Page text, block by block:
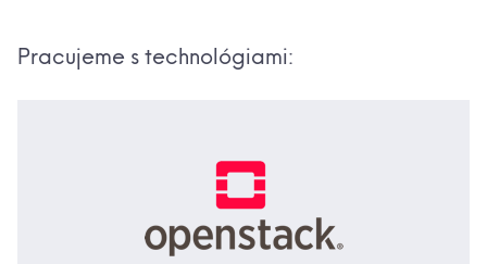
Pracujeme s technológiami: